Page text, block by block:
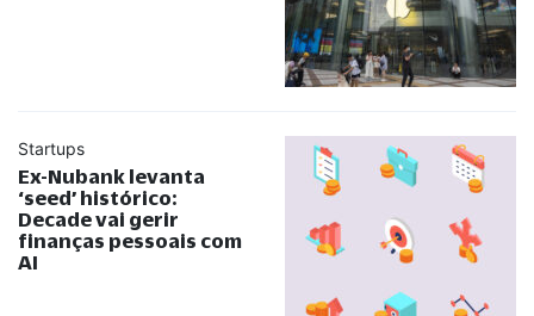
Startups
Ex-Nubank levanta
‘seed’ histórico:
Decade vai gerir
finanças pessoais com
AI